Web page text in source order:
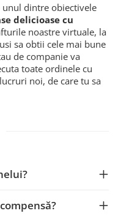
unul dintre obiectivele
delicioase cu
noastre virtuale, la
sa obtii cele mai bune
de companie va
toate ordinele cu
noi, de care tu sa